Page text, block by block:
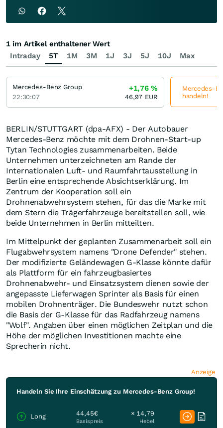
BERLIN/STUTTGART (dpa-AFX) - Der Autobauer
Mercedes-Benz möchte mit dem Drohnen-Start-up
Tytan Technologies zusammenarbeiten. Beide
Unternehmen unterzeichneten am Rande der
Internationalen Luft- und Raumfahrtausstellung in
Berlin eine entsprechende Absichtserklärung. Im
Zentrum der Kooperation soll ein
Drohnenabwehrsystem stehen, für das die Marke mit
dem Stern die Trägerfahrzeuge bereitstellen soll, wie
beide Unternehmen in Berlin mitteilten.
Im Mittelpunkt der geplanten Zusammenarbeit soll ein
Flugabwehrsystem namens "Drone Defender" stehen.
Der modifizierte Geländewagen G-Klasse könnte dafür
als Plattform für ein fahrzeugbasiertes
Drohnenabwehr- und Einsatzsystem dienen sowie der
angepasste Lieferwagen Sprinter als Basis für einen
mobilen Drohnenträger. Die Bundeswehr nutzt schon
die Basis der G-Klasse für das Radfahrzeug namens
"Wolf". Angaben über einen möglichen Zeitplan und die
Höhe der möglichen Investitionen machte eine
Sprecherin nicht.
Anzeige
Handeln Sie Ihre Einschätzung zu Mercedes-Benz Group!
Long 44,45€
Basispreis
× 14,79
Hebel
Intraday 5T 1M 3M 1J 3J 5J 10J Max
1 im Artikel enthaltener Wert
Mercedes-Benz Group
22:30:07
+1,76%
46,97 EUR
Mercedes-
handeln!